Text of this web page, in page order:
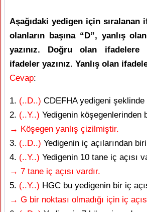
Aşağıdaki yedigen için sıralanan
olanların başına “D”, yanlış
yazınız. Doğru olan
ifadeler yazınız. Yanlış olan
Cevap:
1. (..D..) CDEFHA yedigeni
2. (..Y..) Yedigenin köşegenlerinden
→ Köşegen yanlış çizilmiştir.
3. (..D..) Yedigenin iç açılarından
4. (..Y..) Yedigenin 10 tane iç açısı
→ 7 tane iç açısı vardır.
5. (..Y..) HGC bu yedigenin bir iç
→ G bir noktası olmadığı için iç